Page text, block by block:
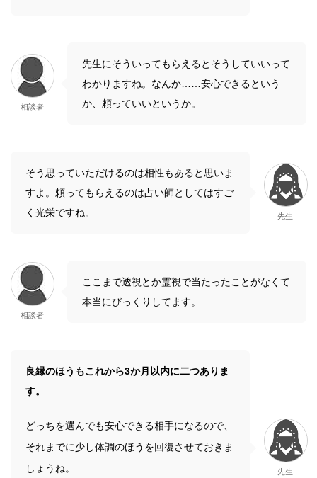
相談者
先生にそういってもらえるとそうしていいって
わかりますね。なんか……安心できるという
か、頼っていいというか。
そう思っていただけるのは相性もあると思いま
すよ。頼ってもらえるのは占い師としてはすご
く光栄ですね。
先生
相談者
ここまで透視とか霊視で当たったことがなくて
本当にびっくりしてます。
良縁のほうもこれから3か月以内に二つありま
す。
どっちを選んでも安心できる相手になるので、
それまでに少し体調のほうを回復させておきま
しょうね。
先生